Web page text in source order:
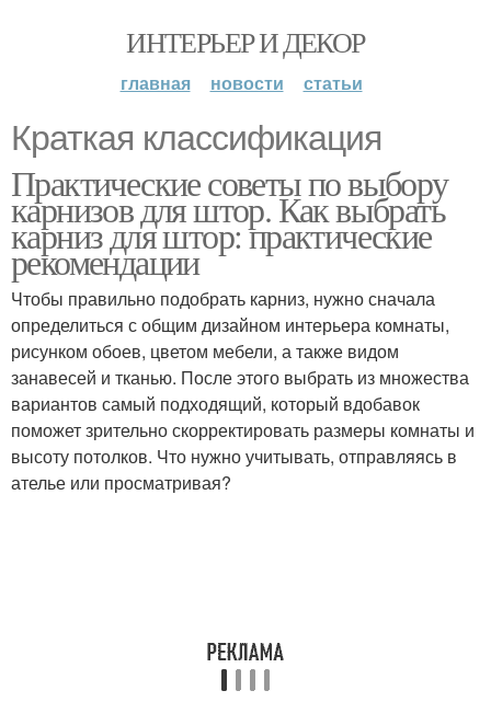
ИНТЕРЬЕР И ДЕКОР
главная новости статьи
Краткая классификация
Практические советы по выбору
карнизов для штор. Как выбрать
карниз для штор: практические
рекомендации
Чтобы правильно подобрать карниз, нужно сначала
определиться с общим дизайном интерьера комнаты,
рисунком обоев, цветом мебели, а также видом
занавесей и тканью. После этого выбрать из множества
вариантов самый подходящий, который вдобавок
поможет зрительно скорректировать размеры комнаты и
высоту потолков. Что нужно учитывать, отправляясь в
ателье или просматривая?